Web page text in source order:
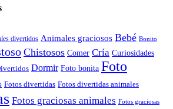
divertidos Animales graciosos Bebé Bonito
Chistosos Comer Cría Curiosidades
Dormir Foto bonita Foto
Fotos divertidas Fotos divertidas animales
Fotos graciosas animales Fotos graciosas